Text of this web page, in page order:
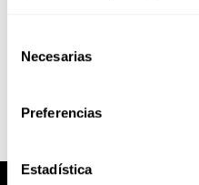
Necesarias
Preferencias
Estadística